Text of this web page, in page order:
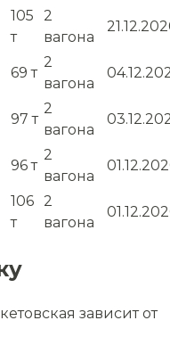
105
т
2
вагона
69 т
2
вагона
97 т
2
вагона
96 т
2
вагона
106
т
2
вагона
зависит от